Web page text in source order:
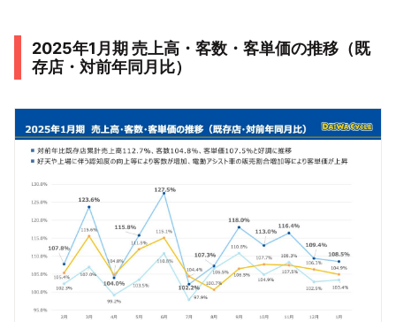
2025年1月期 売上高・客数・客単価の推移（既
存店・対前年同月比）